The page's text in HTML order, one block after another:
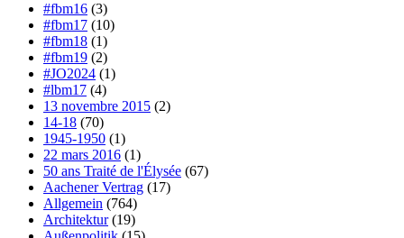
#fbm16 (3)
#fbm17 (10)
#fbm18 (1)
#fbm19 (2)
#JO2024 (1)
#lbm17 (4)
13 novembre 2015 (2)
14-18 (70)
1945-1950 (1)
22 mars 2016 (1)
50 ans Traité de l'Élysée (67)
Aachener Vertrag (17)
Allgemein (764)
Architektur(19)